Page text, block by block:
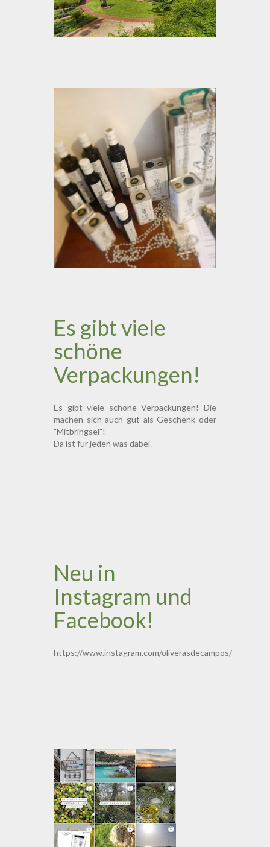
Es gibt viele
schöne
Verpackungen!
Es gibt viele schöne Verpackungen! Die
machen sich auch gut als Geschenk oder
"Mitbringsel"!
Da ist für jeden was dabei.
Neu in
Instagram und
Facebook!
https://www.instagram.com/oliverasdecampos/